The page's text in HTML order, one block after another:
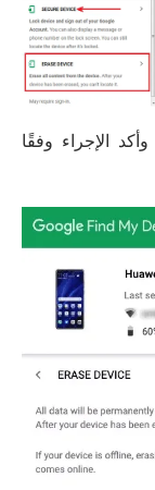
الإجراء وفقًا